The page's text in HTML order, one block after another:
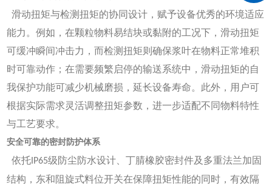
滑动扭矩与检测扭矩的协同设计，赋予设备优秀的环境适应
能力。例如，在颗粒物料易结块或黏附的工况下，滑动扭矩
可缓冲瞬间冲击力，而检测扭矩则确保浆叶在物料正常堆积
时可靠动作；在需要频繁启停的输送系统中，滑动扭矩的自
我保护功能可减少机械磨损，延长设备寿命。此外，用户可
根据实际需求灵活调整扭矩参数，进一步适配不同物料特性
与工艺要求。
安全可靠的密封防护体系
依托 IP65级防尘防水设计、丁腈橡胶密封件及多重法兰加固
结构，东和阻旋式料位开关在保障扭矩性能的同时，有效隔